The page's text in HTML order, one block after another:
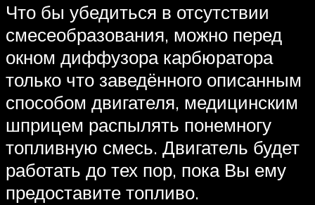
Что бы убедиться в отсутствии
смесеобразования, можно перед
окном диффузора карбюратора
только что заведённого описанным
способом двигателя, медицинским
шприцем распылять понемногу
топливную смесь. Двигатель будет
работать до тех пор, пока Вы ему
предоставите топливо.